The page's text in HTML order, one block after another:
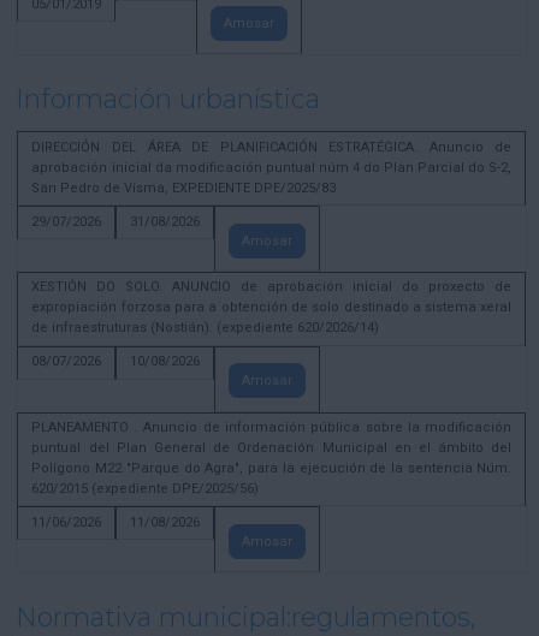
Amosar
Información urbanística
DIRECCIÓN DEL ÁREA DE PLANIFICACIÓN ESTRATÉGICA. Anuncio de
aprobación inicial da modificación puntual núm 4 do Plan Parcial do S-2,
San Pedro de Visma, EXPEDIENTE DPE/2025/83
29/07/2026
31/08/2026
Amosar
XESTIÓN DO SOLO. ANUNCIO de aprobación inicial do proxecto de
expropiación forzosa para a obtención de solo destinado a sistema xeral
de infraestruturas (Nostián). (expediente 620/2026/14)
08/07/2026
10/08/2026
Amosar
PLANEAMENTO . Anuncio de información pública sobre la modificación
puntual del Plan General de Ordenación Municipal en el ámbito del
Polígono M22 "Parque do Agra", para la ejecución de la sentencia Núm.
620/2015 (expediente DPE/2025/56)
11/06/2026
11/08/2026
Amosar
Normativa municipal:regulamentos,